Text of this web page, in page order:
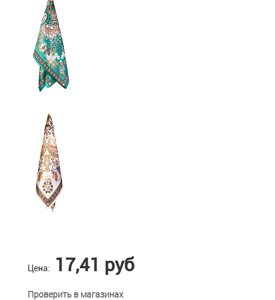
Цена: 17,41 руб
Проверить в магазинах